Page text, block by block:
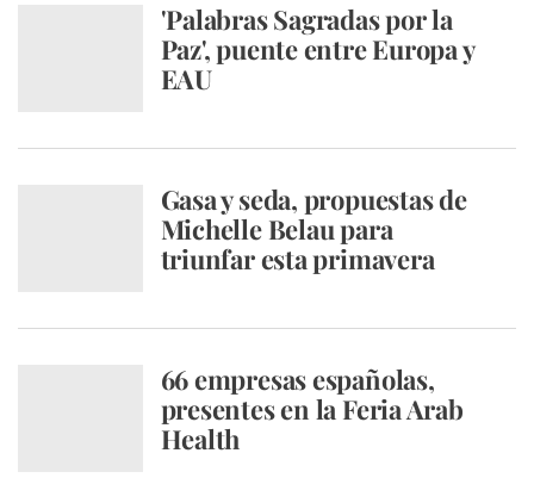
'Palabras Sagradas por la
Paz', puente entre Europa y
EAU
Gasa y seda, propuestas de
Michelle Belau para
triunfar esta primavera
66 empresas españolas,
presentes en la Feria Arab
Health